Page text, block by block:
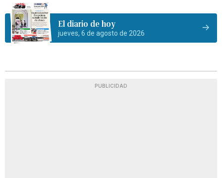
El diario de hoy
jueves, 6 de agosto de 2026
PUBLICIDAD